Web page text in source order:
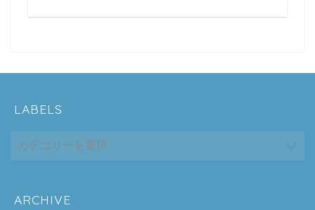
LABELS
ARCHIVE